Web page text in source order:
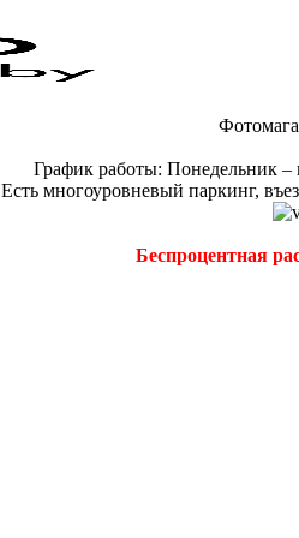
График работы: Понедельник –
Есть многоуровневый паркинг,
Беспроцентная